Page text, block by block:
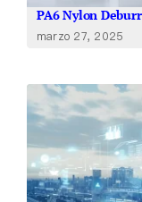
PA6 Nylon
marzo 27, 2025